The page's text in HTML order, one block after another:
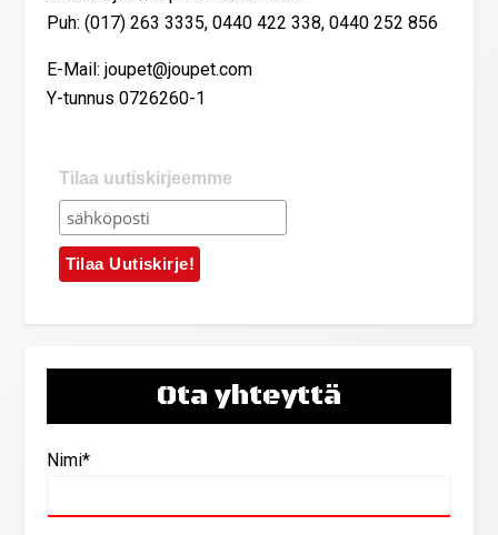
Puh: (017) 263 3335, 0440 422 338, 0440 252 856
E-Mail: joupet@joupet.com
Y-tunnus 0726260-1
Tilaa uutiskirjeemme
Ota yhteyttä
Nimi*